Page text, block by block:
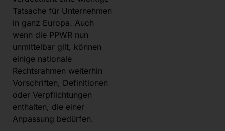
Tatsache für Unternehmen
in ganz Europa. Auch
wenn die PPWR nun
unmittelbar gilt, können
einige nationale
Rechtsrahmen weiterhin
Vorschriften, Definitionen
oder Verpflichtungen
enthalten, die einer
Anpassung bedürfen.